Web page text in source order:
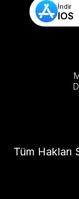
İndir
IOS
Tüm Hakları